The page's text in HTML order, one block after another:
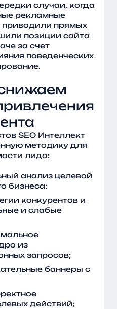
случаи, когда
рекламные
приводили прямых
позиции сайта
за счет
поведенческих
SEO Интеллект
методику для
лида:
анализ целевой
бизнеса;
конкурентов и
и слабые
из
запросов;
баннеры с
действий;